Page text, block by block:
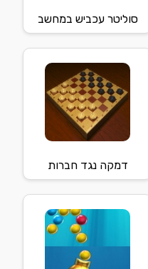
סוליטר עכביש במחשב
דמקה נגד חברות